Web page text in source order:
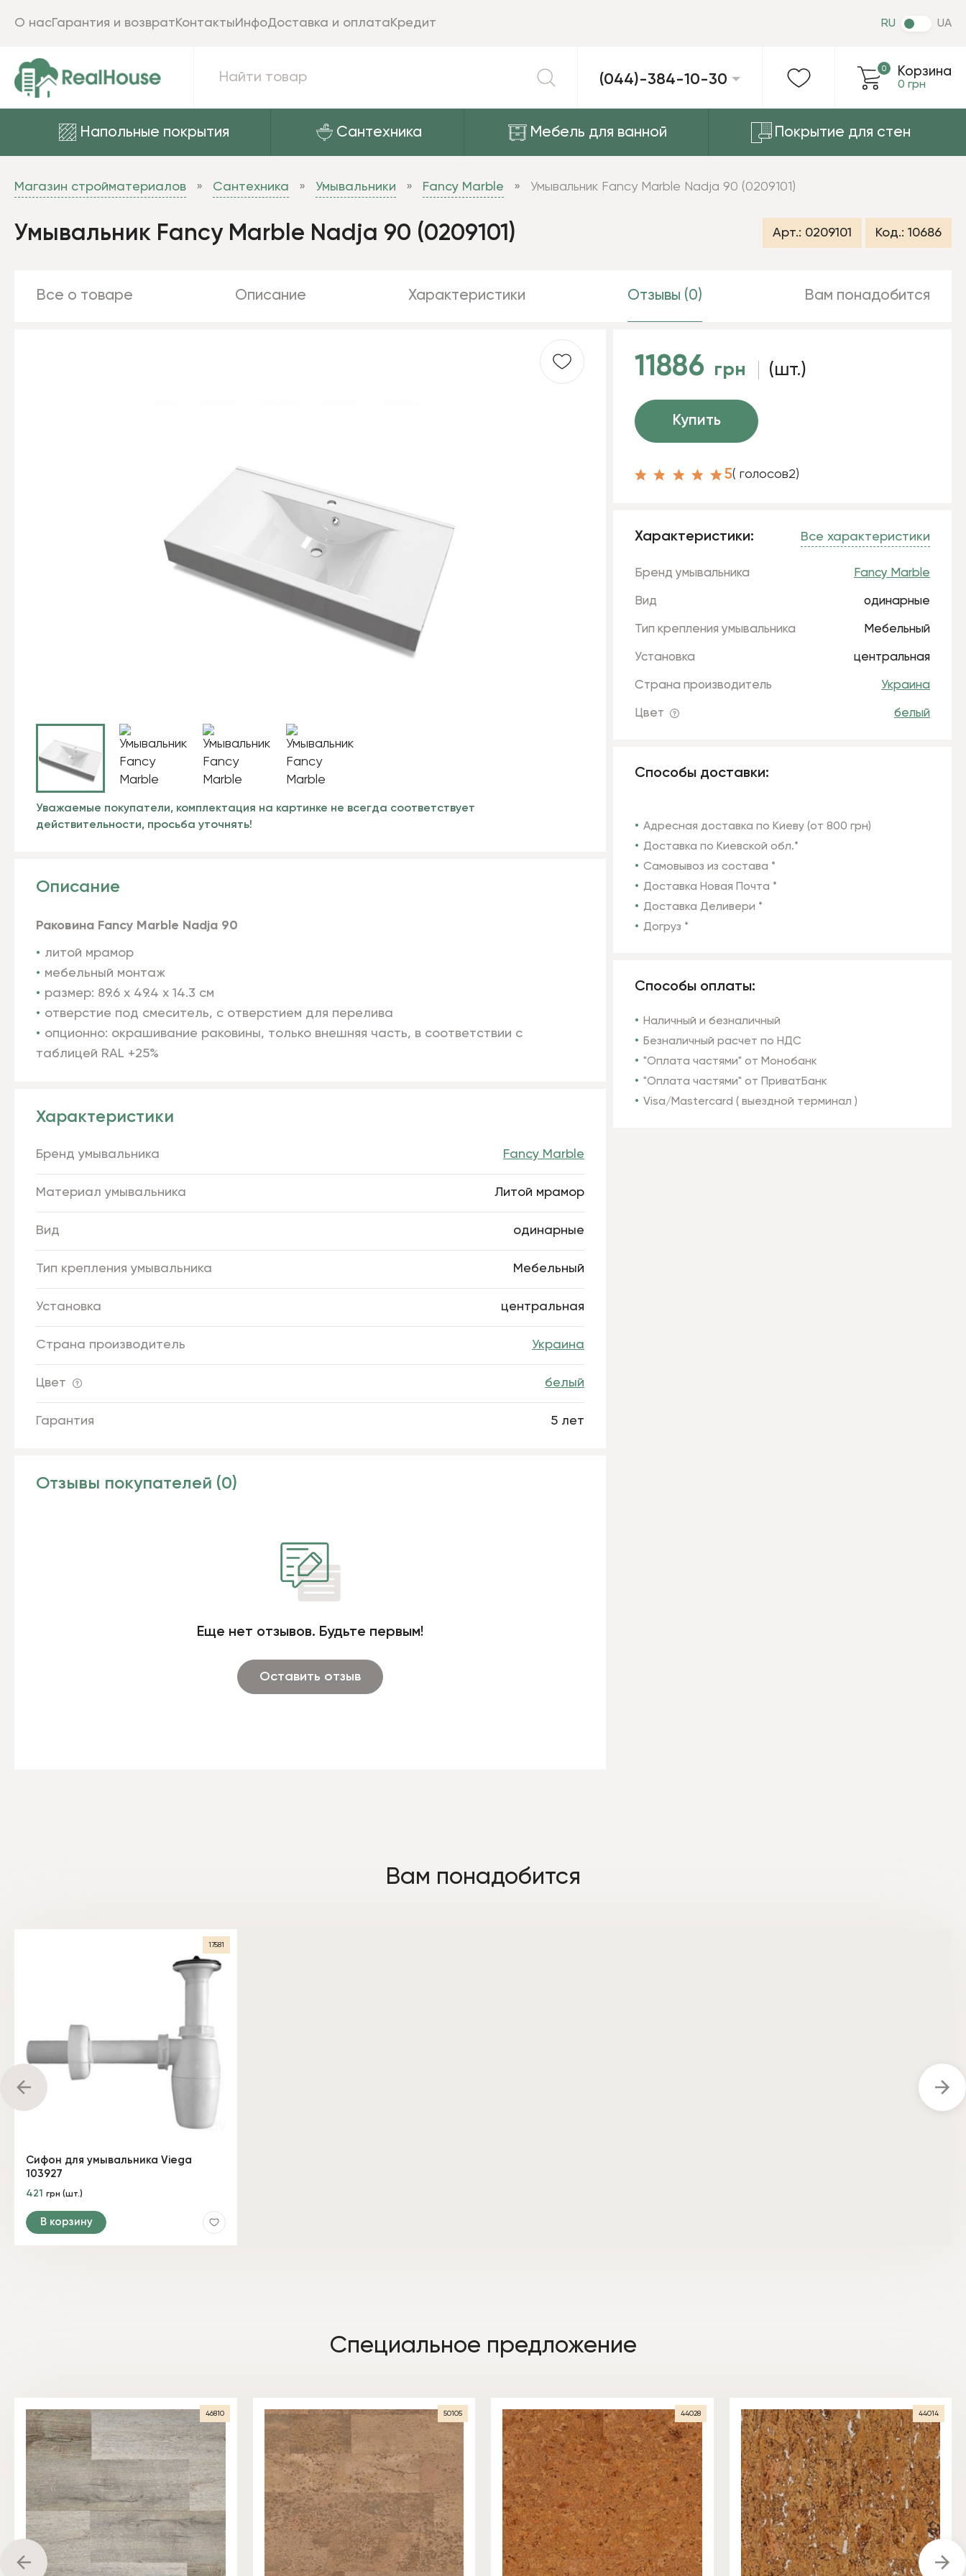
(044)-384-10-30
Корзина
0 грн
0
RU UA
Напольные покрытия Сантехника Мебель для ванной Покрытие для стен
О насГарантия и возвратКонтактыИнфоДоставка и оплатаКредит
Магазин стройматериалов Сантехника Умывальники Fancy Marble Умывальник Fancy Marble Nadja 90 (0209101)
Умывальник Fancy Marble Nadja 90 (0209101) Арт.: 0209101 Код.: 10686
Все о товаре Описание Характеристики Отзывы (0) Вам понадобится
Уважаемые покупатели, комплектация на картинке не всегда соответствует
действительности, просьба уточнять!
11886 грн (шт.)
Купить
5( голосов2)
Характеристики: Все характеристики
Бренд умывальника Fancy Marble
Вид одинарные
Тип крепления умывальника Мебельный
Установка центральная
Страна производитель Украина
Цвет белый
Способы доставки:
Адресная доставка по Киеву (от 800 грн)
Доставка по Киевской обл.*
Самовывоз из состава *
Доставка Новая Почта *
Доставка Деливери *
Догруз *
Способы оплаты:
Наличный и безналичный
Безналичный расчет по НДС
"Оплата частями" от Монобанк
"Оплата частями" от ПриватБанк
Visa/Mastercard ( выездной терминал )
Описание
Раковина Fancy Marble Nadja 90
литой мрамор
мебельный монтаж
размер: 89.6 х 49.4 х 14.3 см
отверстие под смеситель, с отверстием для перелива
опционно: окрашивание раковины, только внешняя часть, в соответствии с
таблицей RAL +25%
Характеристики
Бренд умывальника Fancy Marble
Материал умывальника Литой мрамор
Вид одинарные
Тип крепления умывальника Мебельный
Установка центральная
Страна производитель Украина
Цвет белый
Гарантия 5 лет
Отзывы покупателей (0)
Еще нет отзывов. Будьте первым!
Оставить отзыв
Вам понадобится
17581
Сифон для умывальника Viega
103927
421 грн (шт.)
В корзину
Специальное предложение
46810 50105 44028 44014